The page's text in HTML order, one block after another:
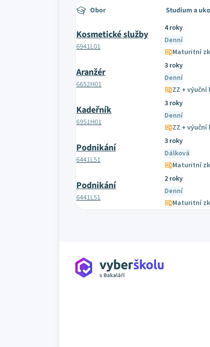
Obor Studium a
Kosmetické služby
6941L01
4 roky
Denní
Maturitní
Aranžér
6652H01
3 roky
Denní
ZZ + výuční
Kadeřník
6951H01
3 roky
Denní
ZZ + výuční
Podnikání
6441L51
3 roky
Dálková
Maturitní
Podnikání
6441L51
2 roky
Denní
Maturitní